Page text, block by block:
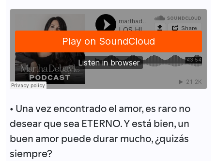
• Una vez encontrado el amor, es raro no
desear que sea ETERNO. Y está bien, un
buen amor puede durar mucho, ¿quizás
siempre?